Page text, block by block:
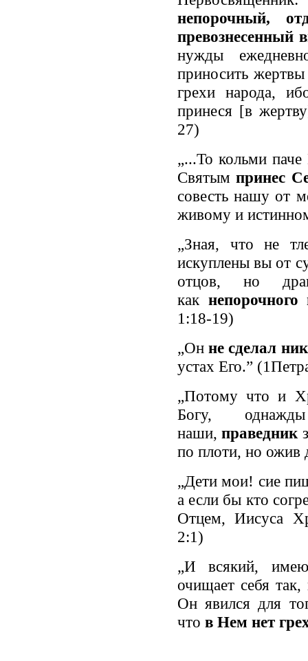
непорочный,
превознесенный
нужды
приносить
грехи народа,
принеся [в
27)
„...То кольми
Святымпринес
совесть нашу от
живому и
„Зная, что не
искуплены вы от
отцов, но
как
1:18-19)
„Онне сделал
устах Его.”
„Потому что и
Богу,
наши,праведник
по плоти, но ожив
„Дети мои! сие
а если бы кто
Отцем, Иисуса
2:1)
„И всякий,
очищает себя
Он явился для
что в Нем нет